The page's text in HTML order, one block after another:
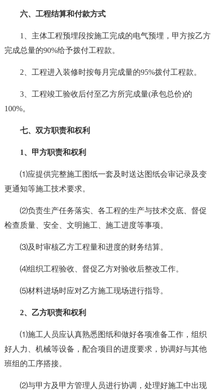
六、工程结算和付款方式
1、主体工程预埋段按施工完成的电气预埋，甲方按乙方
完成总量的90%给予拨付工程款。
2、工程进入装修时按每月完成量的95%拨付工程款。
3、工程竣工验收后付至乙方所完成量(承包总价)的
100%。
七、双方职责和权利
1、甲方职责和权利
⑴应提供完整施工图纸一套及时送达图纸会审记录及变
更通知等施工技术要求。
⑵负责生产任务落实、各工程的生产与技术交底、督促
检查质量、安全、文明施工、施工进度等事项。
⑶及时审核乙方工程量和进度的财务结算。
⑷组织工程验收、督促乙方对验收后整改工作。
⑸材料进场时应对乙方施工现场进行指导。
2、乙方职责和权利
⑴施工人员应认真熟悉图纸和做好各项准备工作，组织
好人力、机械等设备，配合项目的进度要求，协调好与其他
班组的工序搭接。
⑵与甲方及甲方管理人员进行协调，处理好施工中出现